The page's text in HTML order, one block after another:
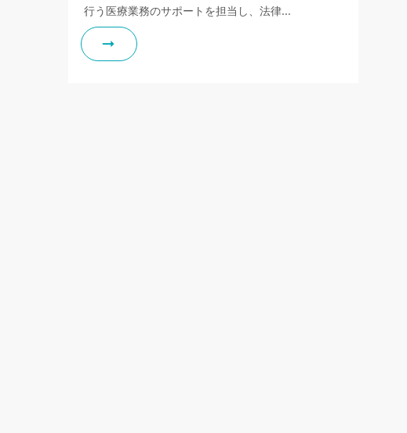
行う医療業務のサポートを担当し、法律…